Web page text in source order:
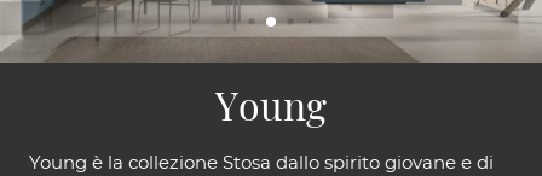
Young
Young è la collezione Stosa dallo spirito giovane e di